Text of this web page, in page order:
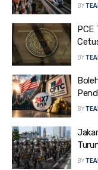
BY
PCE
BY
BY
BY